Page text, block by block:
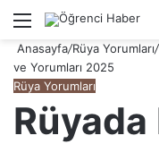
Menü
Anasayfa/Rüya Yorumları/
ve Yorumları 2025
Rüya Yorumları